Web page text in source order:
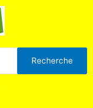
Recherche